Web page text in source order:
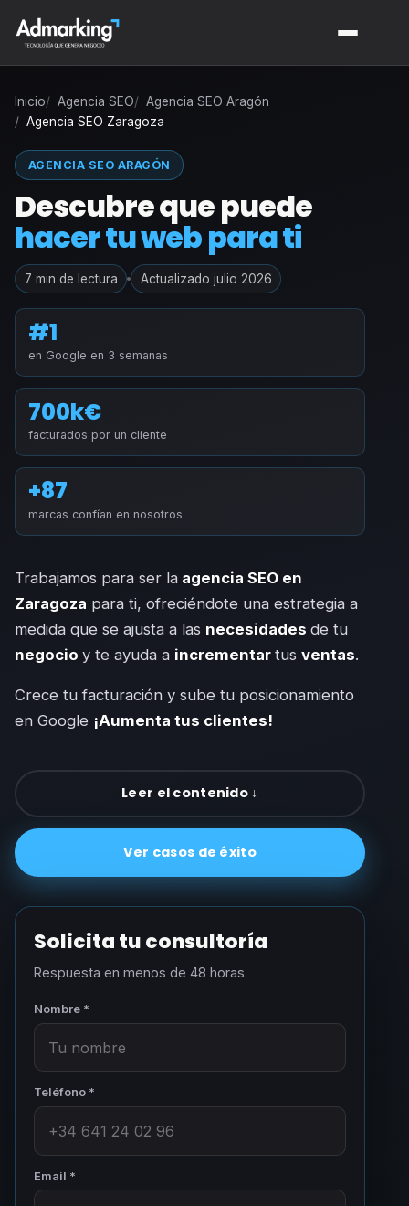
Inicio Agencia SEO
Agencia SEO Aragón
Agencia SEO Zaragoza
AGENCIA SEO ARAGÓN
Descubre que puede
hacer tu web para ti
7 min de lectura Actualizado julio 2026
#1
en Google en 3 semanas
700k€
facturados por un cliente
+87
marcas confían en nosotros
Trabajamos para ser la agencia SEO en
Zaragoza para ti, ofreciéndote una estrategia a
medida que se ajusta a las necesidades de tu
negocio y te ayuda a incrementar tus ventas.
Crece tu facturación y sube tu posicionamiento
en Google ¡Aumenta tus clientes!
Leer el contenido ↓
Ver casos de éxito
Solicita tu consultoría
Respuesta en menos de 48 horas.
Nombre *
Teléfono *
Email *